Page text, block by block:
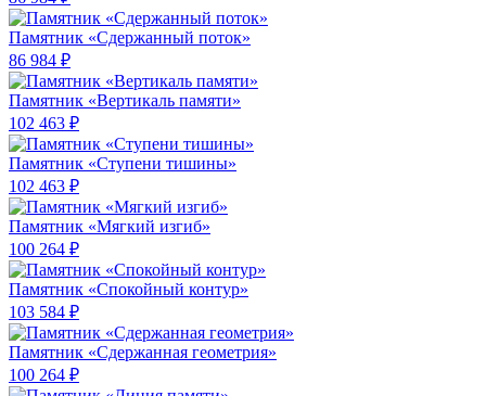
Памятник «Сдержанный поток»
86 984 ₽
Памятник «Вертикаль памяти»
102 463 ₽
Памятник «Ступени тишины»
102 463 ₽
Памятник «Мягкий изгиб»
100 264 ₽
Памятник «Спокойный контур»
103 584 ₽
Памятник «Сдержанная геометрия»
100 264 ₽